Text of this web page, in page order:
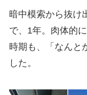
暗中模索から抜け
で、1年。肉体的
時期も、「なんと
した。